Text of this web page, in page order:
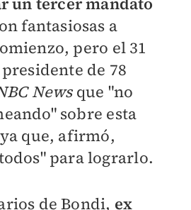
fantasiosas a
pero el 31
de 78
Newsque "no
sobre esta
que, afirmó,
para lograrlo.
de Bondi, ex